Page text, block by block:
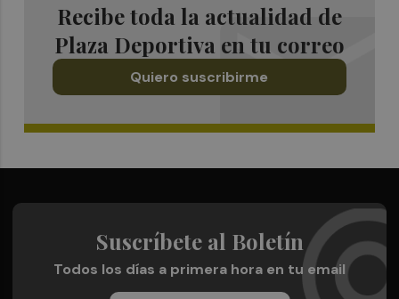
Recibe toda la actualidad de
Plaza Deportiva en tu correo
Quiero suscribirme
Suscríbete al Boletín
Todos los días a primera hora en tu email